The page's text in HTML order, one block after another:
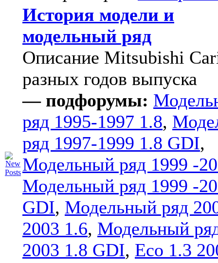
История модели и
модельный ряд
Описание Mitsubishi
разных годов выпуска
— подфорумы:
ряд 1995-1997 1.8,
ряд 1997-1999 1.8 GDI,
Модельный ряд 1999 -
Модельный ряд 1999 -
GDI, Модельный ряд
2003 1.6, Модельный
2003 1.8 GDI, Eco 1.3